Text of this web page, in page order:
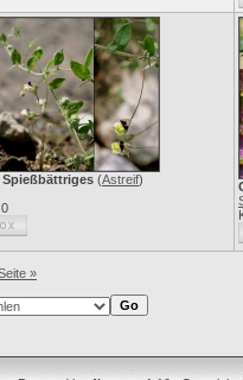
(Astreif)
»